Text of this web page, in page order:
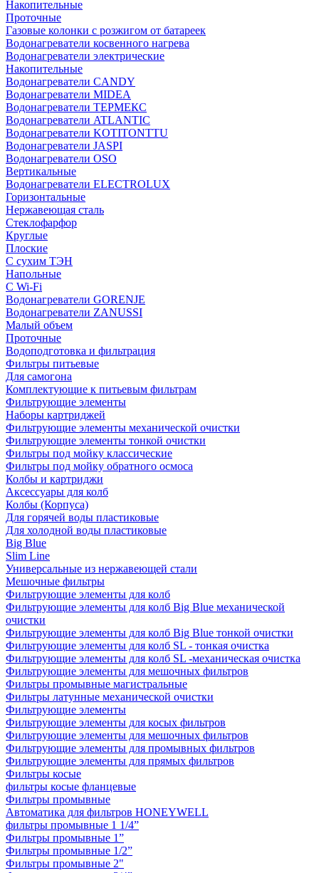
Накопительные
Проточные
Газовые колонки с розжигом от батареек
Водонагреватели косвенного нагрева
Водонагреватели электрические
Накопительные
Водонагреватели CANDY
Водонагреватели MIDEA
Водонагреватели ТЕРМЕКС
Водонагреватели ATLANTIC
Водонагреватели KOTITONTTU
Водонагреватели JASPI
Водонагреватели OSO
Вертикальные
Водонагреватели ELECTROLUX
Горизонтальные
Нержавеющая сталь
Стеклофарфор
Круглые
Плоские
С сухим ТЭН
Напольные
С Wi-Fi
Водонагреватели GORENJE
Водонагреватели ZANUSSI
Малый объем
Проточные
Водоподготовка и фильтрация
Фильтры питьевые
Для самогона
Комплектующие к питьевым фильтрам
Фильтрующие элементы
Наборы картриджей
Фильтрующие элементы механической очистки
Фильтрующие элементы тонкой очистки
Фильтры под мойку классические
Фильтры под мойку обратного осмоса
Колбы и картриджи
Аксессуары для колб
Колбы (Корпуса)
Для горячей воды пластиковые
Для холодной воды пластиковые
Big Blue
Slim Line
Универсальные из нержавеющей стали
Мешочные фильтры
Фильтрующие элементы для колб
Фильтрующие элементы для колб Big Blue механической
очистки
Фильтрующие элементы для колб Big Blue тонкой очистки
Фильтрующие элементы для колб SL - тонкая очистка
Фильтрующие элементы для колб SL -механическая очистка
Фильтрующие элементы для мешочных фильтров
Фильтры промывные магистральные
Фильтры латунные механической очистки
Фильтрующие элементы
Фильтрующие элементы для косых фильтров
Фильтрующие элементы для мешочных фильтров
Фильтрующие элементы для промывных фильтров
Фильтрующие элементы для прямых фильтров
Фильтры косые
фильтры косые фланцевые
Фильтры промывные
Автоматика для фильтров HONEYWELL
фильтры промывные 1 1/4”
Фильтры промывные 1”
Фильтры промывные 1/2”
Фильтры промывные 2"